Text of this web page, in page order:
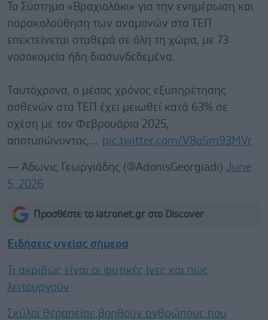
Το Σύστημα «Βραχιολάκι» για την ενημέρωση και
παρακολούθηση των αναμονών στα ΤΕΠ
επεκτείνεται σταθερά σε όλη τη χώρα, με 73
νοσοκομεία ήδη διασυνδεδεμένα.
Ταυτόχρονα, ο μέσος χρόνος εξυπηρέτησης
ασθενών στα ΤΕΠ έχει μειωθεί κατά 63% σε
σχέση με τον Φεβρουάριο 2025,
αποτυπώνοντας… pic.twitter.com/V8oSm93MVr
— Άδωνις Γεωργιάδης (@AdonisGeorgiadi) June
5, 2026
Προσθέστε το iatronet.gr στο Discover
Ειδήσεις υγείας σήμερα
Τι ακριβώς είναι οι φυτικές ίνες και πώς
λειτουργούν
Σκύλοι θεραπείας βοηθούν ανθρώπους που